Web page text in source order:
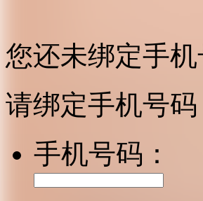
您还未绑定手机
请绑定手机号
手机号码：